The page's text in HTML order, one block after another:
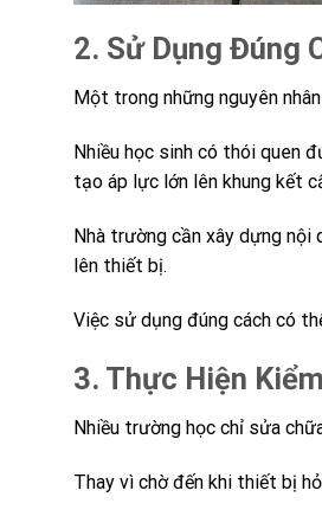
2. Sử Dụng Đúng
Một trong những nguyên
Nhiều học sinh có thói quen
tạo áp lực lớn lên khung kết
Nhà trường cần xây dựng nội
lên thiết bị.
Việc sử dụng đúng cách có
3. Thực Hiện
Nhiều trường học chỉ sửa
Thay vì chờ đến khi thiết bị